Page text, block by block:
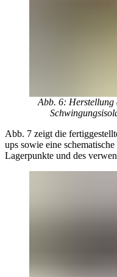
Abb. 6: Herstellung
Abb. 7 zeigt die
ups sowie eine
Lagerpunkte und des